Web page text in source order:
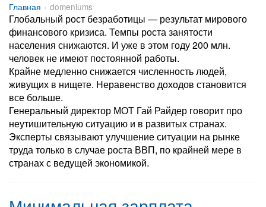
Главная
domeniums
Глобальный рост безработицы — результат мирового
финансового кризиса. Темпы роста занятости
населения снижаются. И уже в этом году 200 млн.
человек не имеют постоянной работы.
Крайне медленно снижается численность людей,
живущих в нищете. Неравенство доходов становится
все больше.
Генеральный директор МОТ Гай Райдер говорит про
неутишительную ситуацию и в развитых странах.
Эксперты связывают улучшение ситуации на рынке
труда только в случае роста ВВП, по крайней мере в
странах с ведущей экономикой.